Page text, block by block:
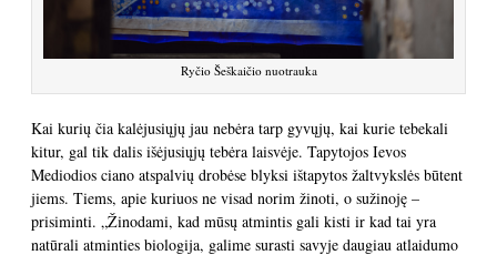
Ryčio Šeškaičio nuotrauka
Kai kurių čia kalėjusiųjų jau nebėra tarp gyvųjų, kai kurie tebekali
kitur, gal tik dalis išėjusiųjų tebėra laisvėje. Tapytojos Ievos
Mediodios ciano atspalvių drobėse blyksi ištapytos žaltvykslės būtent
jiems. Tiems, apie kuriuos ne visad norim žinoti, o sužinoję –
prisiminti. „Žinodami, kad mūsų atmintis gali kisti ir kad tai yra
natūrali atminties biologija, galime surasti savyje daugiau atlaidumo